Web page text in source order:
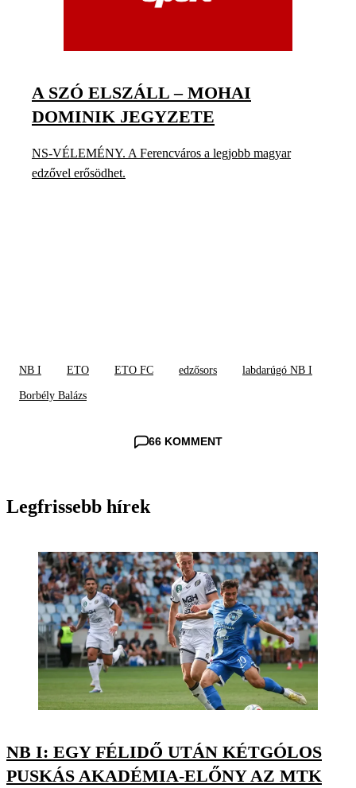
A SZÓ ELSZÁLL – MOHAI
DOMINIK JEGYZETE
NS-VÉLEMÉNY. A Ferencváros a legjobb magyar
edzővel erősödhet.
NB I ETO ETO FC edzősors labdarúgó NB I
Borbély Balázs
66 KOMMENT
Legfrissebb hírek
NB I: EGY FÉLIDŐ UTÁN KÉTGÓLOS
PUSKÁS AKADÉMIA-ELŐNY AZ MTK